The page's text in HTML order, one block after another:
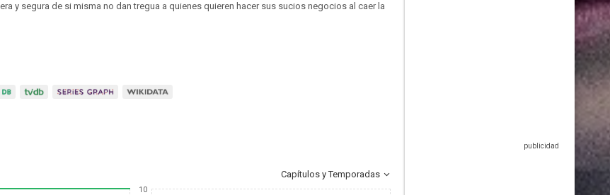
y segura de si misma no dan tregua a quienes quieren hacer sus sucios negocios al caer la
Capítulos y Temporadas
10